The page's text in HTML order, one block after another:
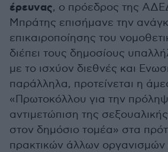
έρευνας, ο πρόεδρος της
Μπράτης επισήμανε την
επικαιροποίησης του
διέπει τους δημοσίους
με το ισχύον διεθνές και
παράλληλα, προτείνεται η
«Πρωτοκόλλου για την
αντιμετώπιση της
στον δημόσιο τομέα» στα
πρακτικών άλλων